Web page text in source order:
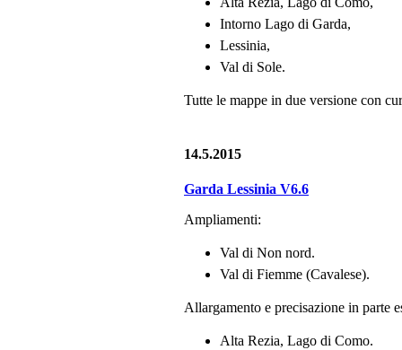
Intorno Lago di Garda,
Lessinia,
Val di Sole.
Tutte le mappe in due versione con
14.5.2015
Garda Lessinia V6.6
Ampliamenti:
Val di Non nord.
Val di Fiemme (Cavalese).
Allargamento e precisazione in parte
Alta Rezia, Lago di Como.